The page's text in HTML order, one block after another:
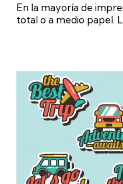
En la mayoría de
total o a medio papel.